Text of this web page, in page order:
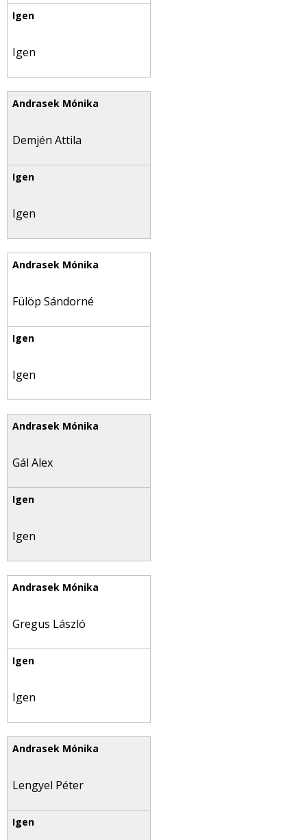
Igen
Demjén Attila
Igen
Fülöp Sándorné
Igen
Gál Alex
Igen
Gregus László
Igen
Lengyel Péter